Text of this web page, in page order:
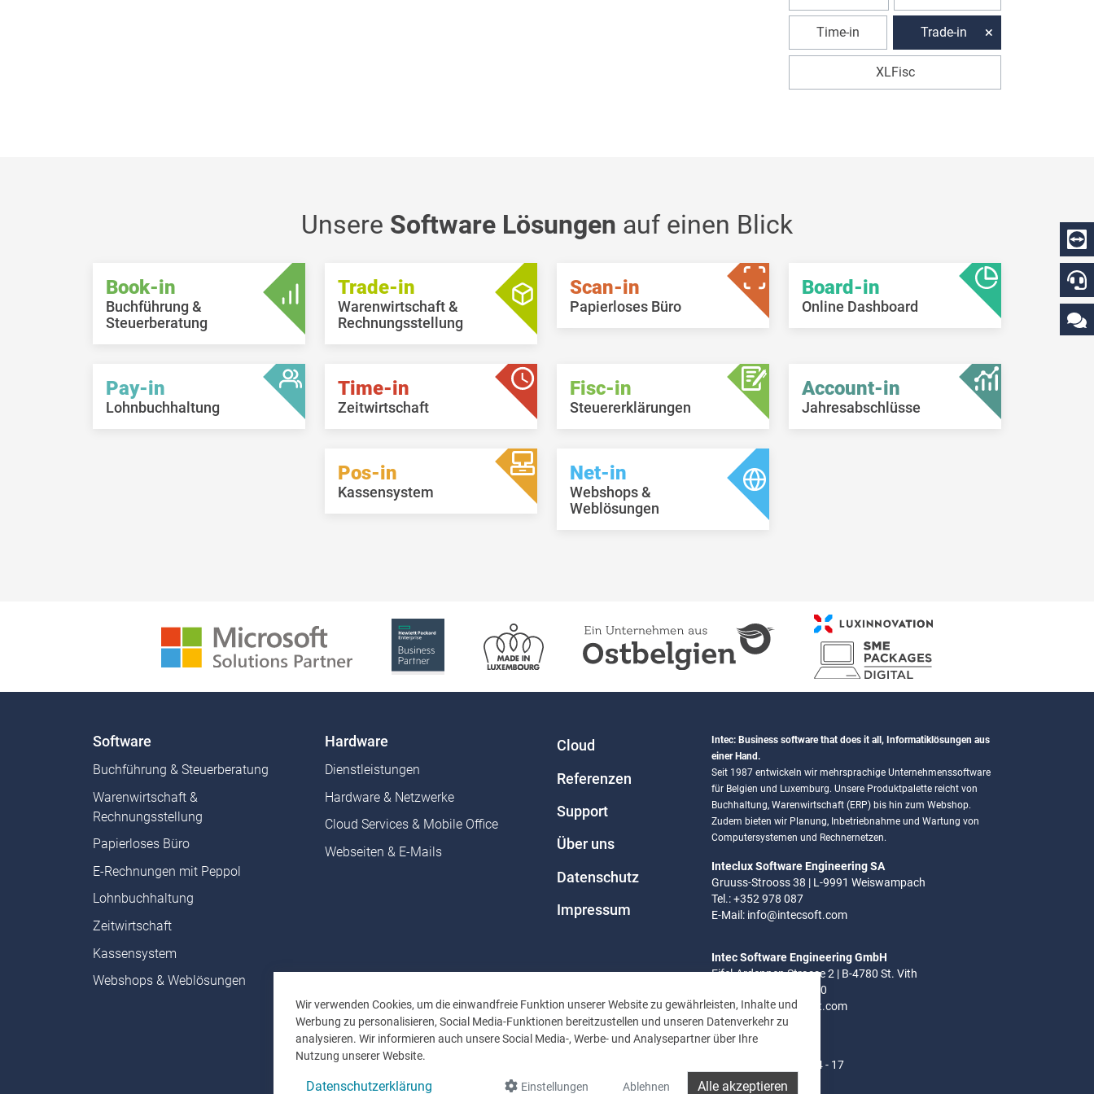
Wir verwenden Cookies, um die einwandfreie Funktion unserer Website zu gewährleisten, Inhalte und
Werbung zu personalisieren, Social Media-Funktionen bereitzustellen und unseren Datenverkehr zu
analysieren. Wir informieren auch unsere Social Media-, Werbe- und Analysepartner über Ihre
Nutzung unserer Website.
Datenschutzerklärung Einstellungen Ablehnen Alle akzeptieren
Time-in Trade-in
XLFisc
Unsere Software Lösungen auf einen Blick
Book-in
Buchführung &
Steuerberatung
Trade-in
Warenwirtschaft &
Rechnungsstellung
Scan-in
Papierloses Büro
Board-in
Online Dashboard
Pay-in
Lohnbuchhaltung
Time-in
Zeitwirtschaft
Fisc-in
Steuererklärungen
Account-in
Jahresabschlüsse
Pos-in
Kassensystem
Net-in
Webshops &
Weblösungen
Software
Buchführung & Steuerberatung
Warenwirtschaft &
Rechnungsstellung
Papierloses Büro
E-Rechnungen mit Peppol
Lohnbuchhaltung
Zeitwirtschaft
Kassensystem
Webshops & Weblösungen
Hardware
Dienstleistungen
Hardware & Netzwerke
Cloud Services & Mobile Office
Webseiten & E-Mails
Cloud
Referenzen
Support
Über uns
Datenschutz
Impressum
Intec: Business software that does it all, Informatiklösungen aus
einer Hand.
Seit 1987 entwickeln wir mehrsprachige Unternehmenssoftware
für Belgien und Luxemburg. Unsere Produktpalette reicht von
Buchhaltung, Warenwirtschaft (ERP) bis hin zum Webshop.
Zudem bieten wir Planung, Inbetriebnahme und Wartung von
Computersystemen und Rechnernetzen.
Inteclux Software Engineering SA
Gruuss-Strooss 38 | L-9991 Weiswampach
Tel.: +352 978 087
E-Mail: info@intecsoft.com
Intec Software Engineering GmbH
Eifel-Ardennen Strasse 2 | B-4780 St. Vith
Tel.: +32 (0)80 280 080
E-Mail:info@intecsoft.com
Mo - Do: 8 - 12 Uhr | 14 - 17
Uhr